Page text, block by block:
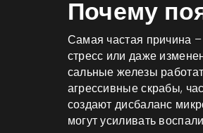
Почему
Самая частая причина
стресс или даже
сальные железы
агрессивные скрабы,
создают дисбаланс
могут усиливать